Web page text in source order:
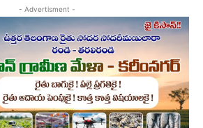
- Advertisment -